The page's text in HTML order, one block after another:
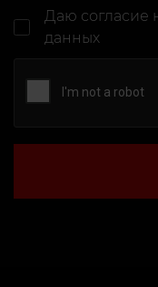
Даю согласие
данных